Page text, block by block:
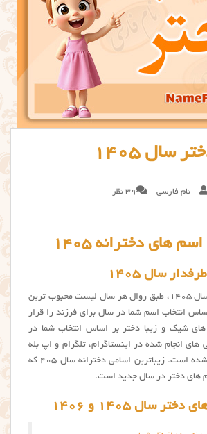
سال ۱۴۰۵
نام فارسی 39 نظر
های دخترانه ۱۴۰۵
سال ۱۴۰۵
با شروع سال جدید، سال ۱۴۰۵، طبق روال هر سال لیست محبوب ترین
انتخاب اسم شما در سال برای فرزند را قرار
شیک و زیبا دختر بر اساس انتخاب شما در
های انجام شده در اینستاگرام، تلگرام و اپ بله
نام‌فارسی، گردآوری شده است. زیباترین اسامی دخترانه سال 405 که
های دختر در سال جدید است.
سال ۱۴۰۵ و ۱۴۰۶